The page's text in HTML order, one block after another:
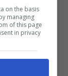
che è
Londra
e, da
on the basis
managing
of this page
in privacy